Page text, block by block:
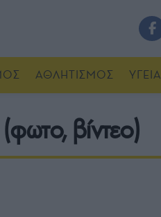
ΑΘΛΗΤΙΣΜΟΣ ΥΓΕΙΑ
βίντεο)